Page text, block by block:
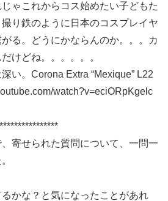
ゃこれからコス始めたい子どもた
り鉄のように日本のコスプレイヤ
る。どうにかならんのか。。。カ
けどね。。。。。。
い。Corona Extra “Mexique” L22
watch?v=eciORpKgelc
寄せられた質問について、一問一
かな？と気になったことがあれ